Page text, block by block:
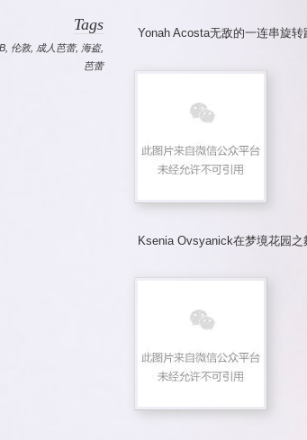
Tags
, 伦敦, 成人芭蕾, 海盗,
芭蕾
Yonah Acosta无敌的一连串旋
Ksenia Ovsyanick在梦境花园之